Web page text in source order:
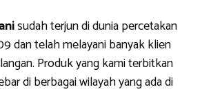
sudah terjun di dunia percetakan
dan telah melayani banyak klien
Produk yang kami terbitkan
di berbagai wilayah yang ada di